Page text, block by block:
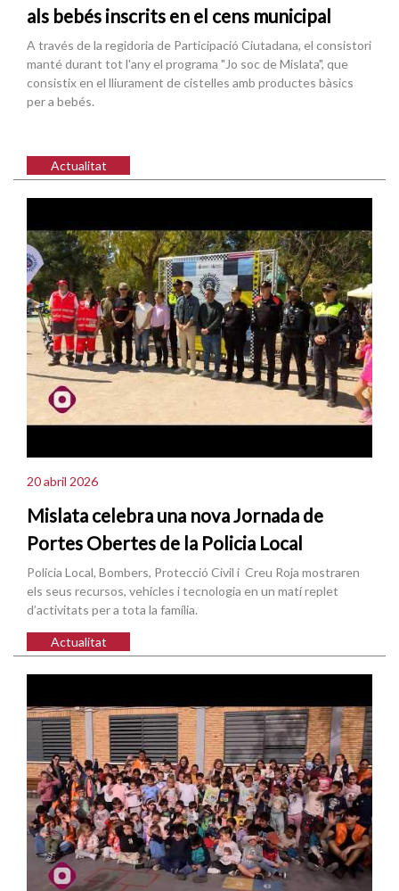
als bebés inscrits en el cens municipal
A través de la regidoria de Participació Ciutadana, el consistori
manté durant tot l'any el programa "Jo soc de Mislata", que
consistix en el lliurament de cistelles amb productes bàsics
per a bebés.
Actualitat
20 abril 2026
Mislata celebra una nova Jornada de
Portes Obertes de la Policia Local
Policia Local, Bombers, Protecció Civil i Creu Roja mostraren
els seus recursos, vehicles i tecnologia en un matí replet
d’activitats per a tota la família.
Actualitat